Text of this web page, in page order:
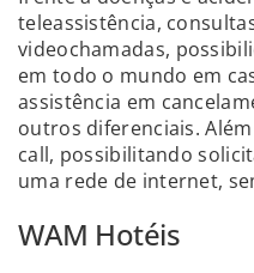
teleassistência,
videochamadas,
em todo o mundo em
assistência em
outros diferenciais.
call, possibilitando
uma rede de internet,
WAM Hotéis